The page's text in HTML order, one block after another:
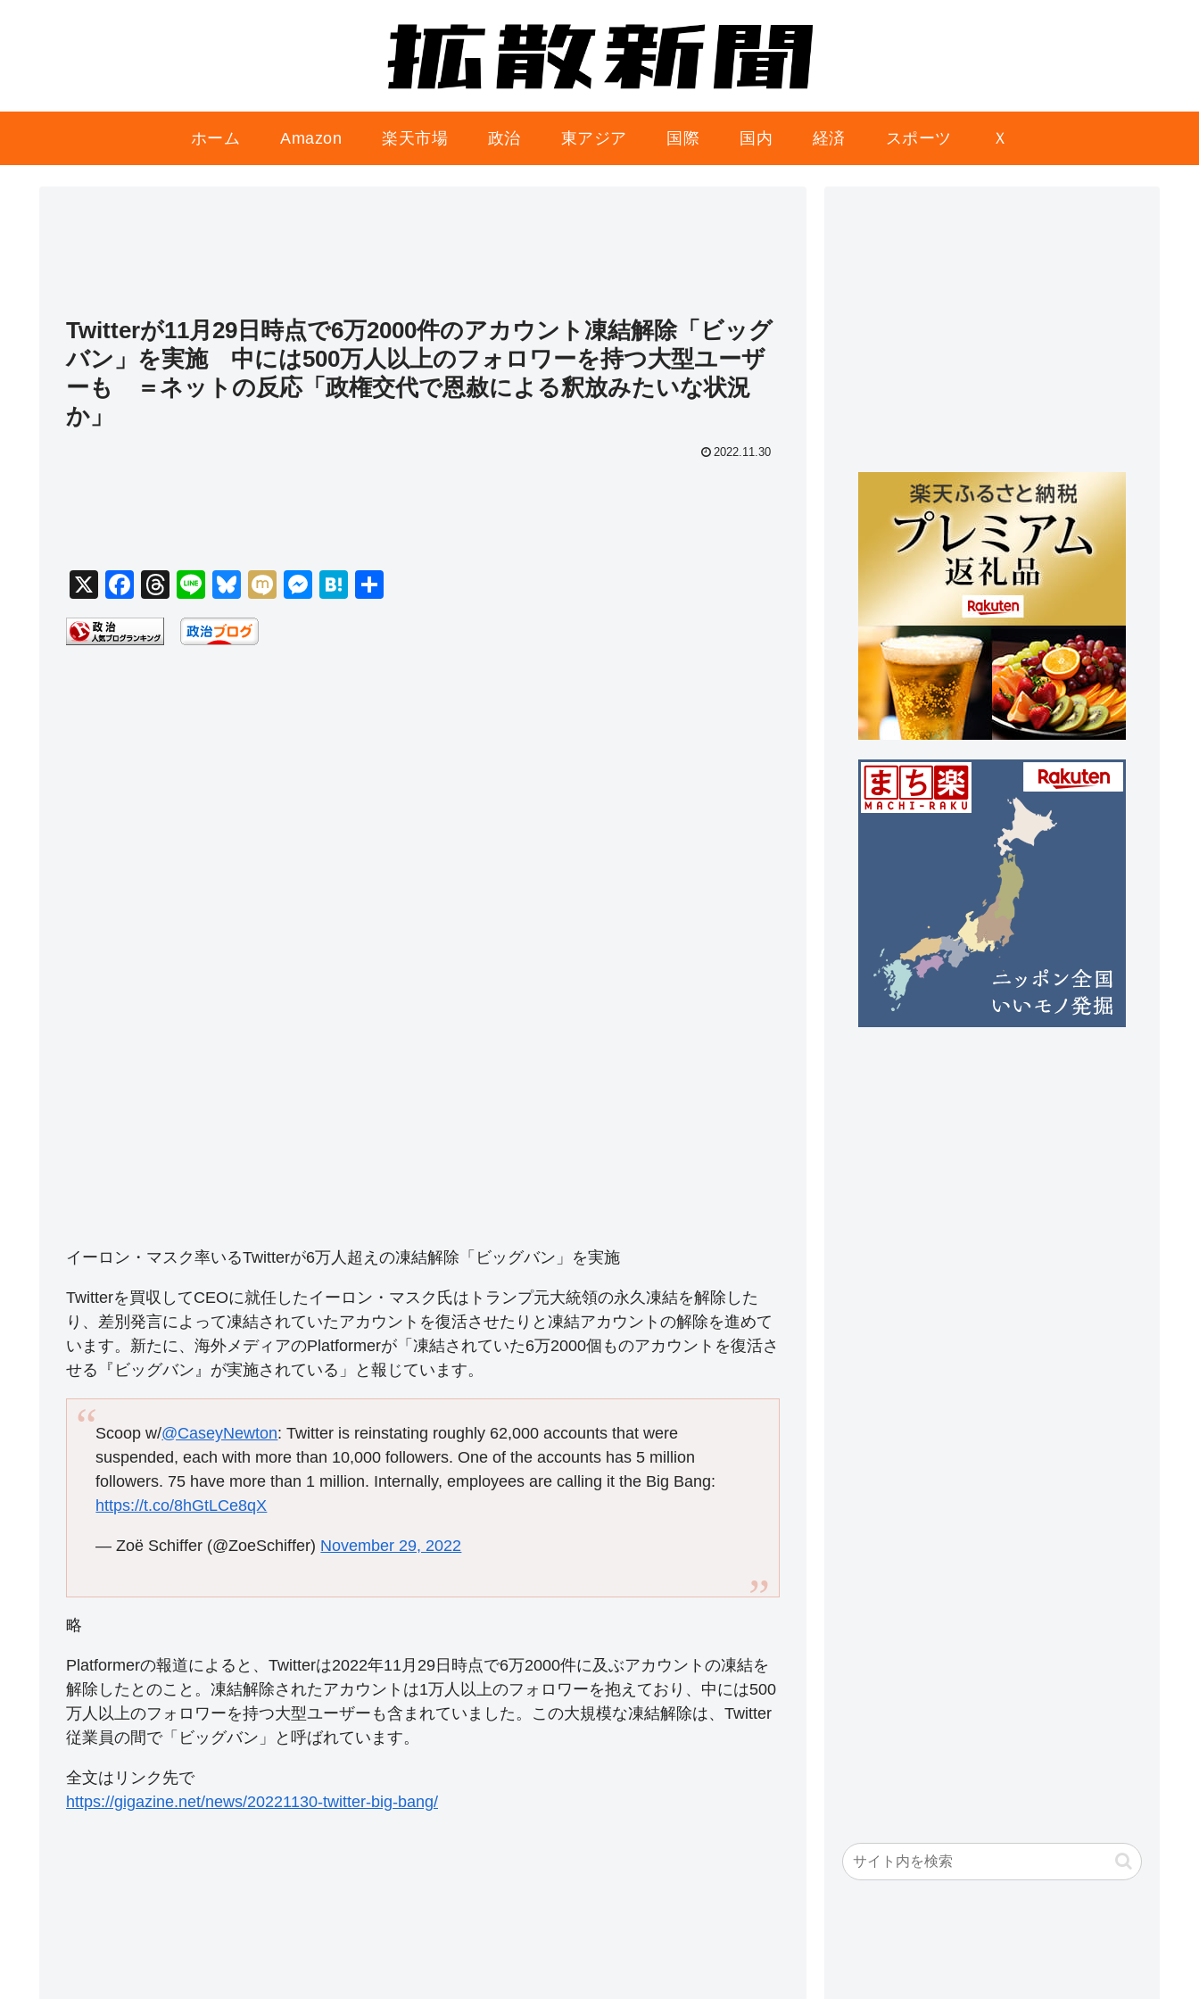
ホーム Amazon 楽天市場 政治 東アジア 国際 国内 経済 スポーツ Ｘ
Twitterが11月29日時点で6万2000件のアカウント凍結解除「ビッグ
バン」を実施 中には500万人以上のフォロワーを持つ大型ユーザ
ーも ＝ネットの反応「政権交代で恩赦による釈放みたいな状況
か」
2022.11.30
X
F
a
c
T
hr
e
Li
n
e
Bl
u
e
M
M
H
イーロン・マスク率いるTwitterが6万人超えの凍結解除「ビッグバン」を実施
Twitterを買収してCEOに就任したイーロン・マスク氏はトランプ元大統領の永久凍結を解除した
り、差別発言によって凍結されていたアカウントを復活させたりと凍結アカウントの解除を進めて
います。新たに、海外メディアのPlatformerが「凍結されていた6万2000個ものアカウントを復活さ
せる『ビッグバン』が実施されている」と報じています。
Scoop w/@CaseyNewton: Twitter is reinstating roughly 62,000 accounts that were
suspended, each with more than 10,000 followers. One of the accounts has 5 million
followers. 75 have more than 1 million. Internally, employees are calling it the Big Bang:
https://t.co/8hGtLCe8qX
— Zoë Schiffer (@ZoeSchiffer) November 29, 2022
略
Platformerの報道によると、Twitterは2022年11月29日時点で6万2000件に及ぶアカウントの凍結を
解除したとのこと。凍結解除されたアカウントは1万人以上のフォロワーを抱えており、中には500
万人以上のフォロワーを持つ大型ユーザーも含まれていました。この大規模な凍結解除は、Twitter
従業員の間で「ビッグバン」と呼ばれています。
全文はリンク先で
https://gigazine.net/news/20221130-twitter-big-bang/